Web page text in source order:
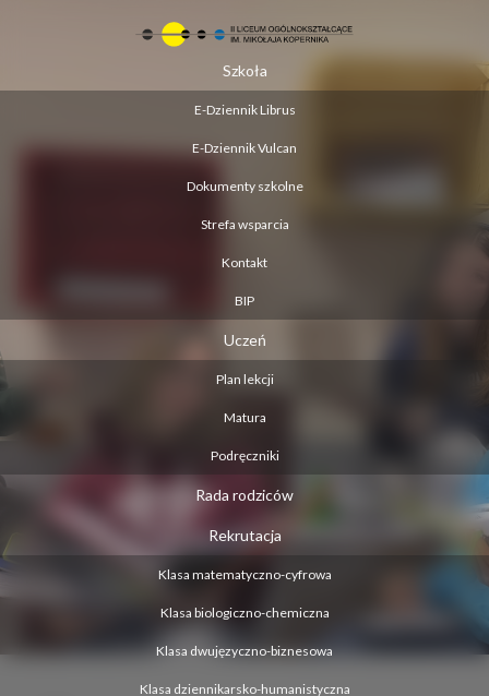
Szkoła
E-Dziennik Librus
E-Dziennik Vulcan
Dokumenty szkolne
Strefa wsparcia
Kontakt
BIP
Uczeń
Plan lekcji
Matura
Podręczniki
Rada rodziców
Rekrutacja
Klasa matematyczno-cyfrowa
Klasa biologiczno-chemiczna
Klasa dwujęzyczno-biznesowa
Klasa dziennikarsko-humanistyczna